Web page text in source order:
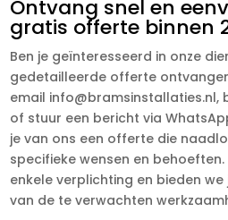
Ontvang snel en
gratis offerte binnen
Ben je geïnteresseerd in onze
gedetailleerde offerte
email info@bramsinstallaties.nl,
of stuur een bericht via
je van ons een offerte die
specifieke wensen en behoeften.
enkele verplichting en bieden
van de te verwachten